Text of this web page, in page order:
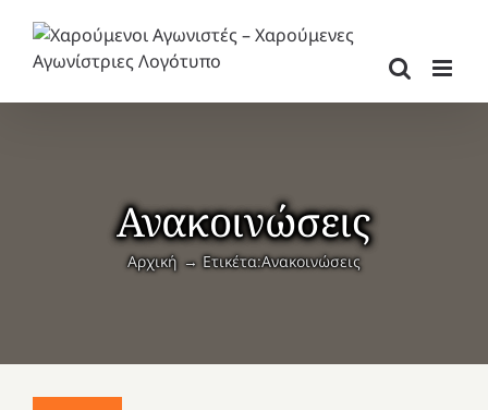
περιεχόμενο
Ανακοινώσεις
Αρχική Ετικέτα:Ανακοινώσεις